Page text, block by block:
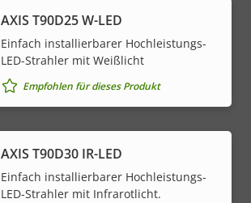
AXIS T90D25 W-LED
Einfach installierbarer Hochleistungs-
LED-Strahler mit Weißlicht
Empfohlen für dieses Produkt
AXIS T90D30 IR-LED
Einfach installierbarer Hochleistungs-
LED-Strahler mit Infrarotlicht.